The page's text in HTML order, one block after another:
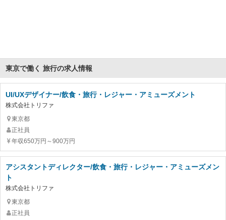
東京で働く 旅行の求人情報
UI/UXデザイナー/飲食・旅行・レジャー・アミューズメント
株式会社トリファ
東京都
正社員
年収650万円～900万円
アシスタントディレクター/飲食・旅行・レジャー・アミューズメン
ト
株式会社トリファ
東京都
正社員